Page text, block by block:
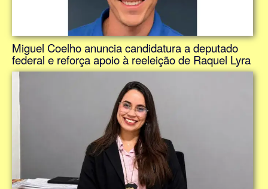
Miguel Coelho anuncia candidatura a deputado
federal e reforça apoio à reeleição de Raquel Lyra